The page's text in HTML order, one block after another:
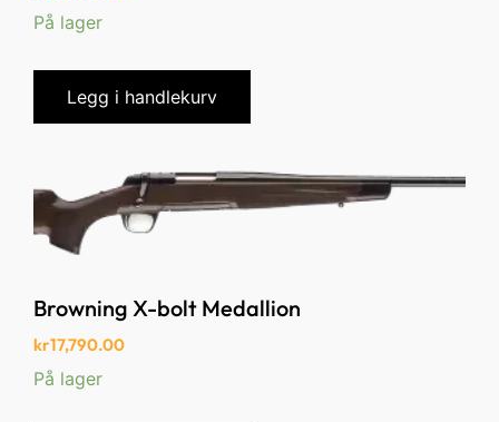
På lager
Legg i handlekurv
Browning X-bolt Medallion
kr17,790.00
På lager